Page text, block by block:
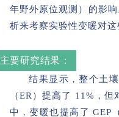
年野外原位观测）的影
析来考察实验性变暖对这
主要研究结果：
结果显示，整个土
（ER）提高了 11%，
中，变暖也提高了 GEP